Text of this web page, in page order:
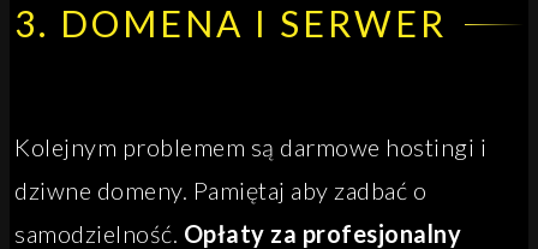
3. DOMENA I SERWER
Kolejnym problemem są darmowe hostingi i
dziwne domeny. Pamiętaj aby zadbać o
samodzielność. Opłaty za profesjonalny